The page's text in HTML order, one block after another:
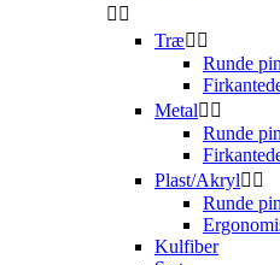
 
Træ 
Runde
Metal 
Runde
Plast/Akryl 
Runde
Kulfiber